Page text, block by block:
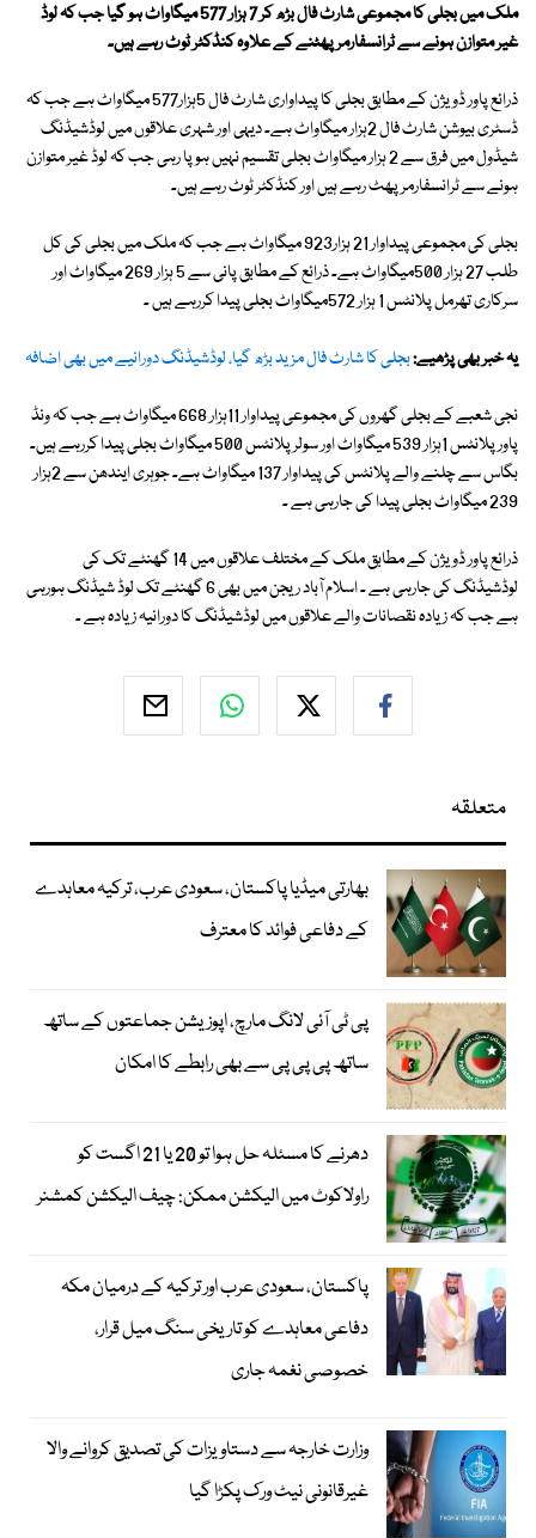
ملک میں بجلی کا مجموعی شارٹ فال بڑھ کر 7 ہزار 577 میگاواٹ ہو گیا جب کہ لوڈ
غیر متوازن ہونے سے ٹرانسفارمر پھٹنے کے علاوہ کنڈکٹر ٹوٹ رہے ہیں۔
ذرائع پاور ڈویژن کے مطابق بجلی کا پیداواری شارٹ فال 5ہزار577 میگاواٹ ہے جب کہ
ڈسٹری بیوشن شارٹ فال 2ہزار میگاواٹ ہے۔ دیہی اور شہری علاقوں میں لوڈشیڈنگ
شیڈول میں فرق سے 2 ہزار میگاواٹ بجلی تقسیم نہیں ہوپا رہی جب کہ لوڈ غیر متوازن
ہونے سے ٹرانسفارمر پھٹ رہے ہیں اور کنڈکٹر ٹوٹ رہے ہیں۔
بجلی کی مجموعی پیداوار 21 ہزار923 میگاواٹ ہے جب کہ ملک میں بجلی کی کل
طلب 27 ہزار 500میگاواٹ ہے۔ ذرائع کے مطابق پانی سے 5 ہزار 269 میگاواٹ اور
سرکاری تھرمل پلانٹس 1 ہزار 572میگاواٹ بجلی پیدا کررہے ہیں ۔
یہ خبر بھی پڑھیے:بجلی کا شارٹ فال مزید بڑھ گیا، لوڈشیڈنگ دورانیے میں بھی اضافہ
نجی شعبے کے بجلی گھروں کی مجموعی پیداوار 11ہزار 668 میگاواٹ ہے جب کہ ونڈ
پاور پلانٹس 1ہزار 539 میگاواٹ اور سولرپلانٹس 500 میگاواٹ بجلی پیدا کررہے ہیں۔
بگاس سے چلنے والے پلانٹس کی پیداوار 137 میگاواٹ ہے۔ جوہری ایندھن سے 2ہزار
239 میگاواٹ بجلی پیدا کی جارہی ہے ۔
ذرائع پاور ڈویژن کے مطابق ملک کے مختلف علاقوں میں 14 گھنٹے تک کی
لوڈشیڈنگ کی جارہی ہے ۔ اسلام آباد ریجن میں بھی 6 گھنٹے تک لوڈ شیڈنگ ہورہی
ہے جب کہ زیادہ نقصانات والے علاقوں میں لوڈشیڈنگ کا دورانیہ زیادہ ہے ۔
متعلقہ
بھارتی میڈیا پاکستان، سعودی عرب، ترکیہ معاہدے
کے دفاعی فوائد کا معترف
پی ٹی آئی لانگ مارچ، اپوزیشن جماعتوں کے ساتھ
ساتھ پی پی پی سے بھی رابطے کا امکان
دھرنے کا مسئلہ حل ہوا تو 20 یا 21 اگست کو
راولاکوٹ میں الیکشن ممکن: چیف الیکشن کمشنر
پاکستان، سعودی عرب اور ترکیہ کے درمیان مکہ
دفاعی معاہدے کو تاریخی سنگ میل قرار،
خصوصی نغمہ جاری
وزارت خارجہ سے دستاویزات کی تصدیق کروانے والا
غیرقانونی نیٹ ورک پکڑا گیا